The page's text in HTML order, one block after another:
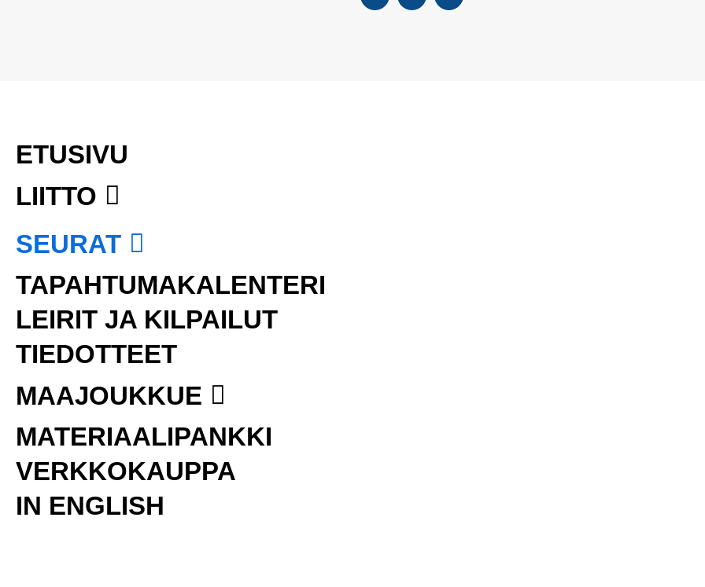
ETUSIVU
LIITTO
SEURAT
TAPAHTUMAKALENTERI
LEIRIT JA KILPAILUT
TIEDOTTEET
MAAJOUKKUE
MATERIAALIPANKKI
VERKKOKAUPPA
IN ENGLISH